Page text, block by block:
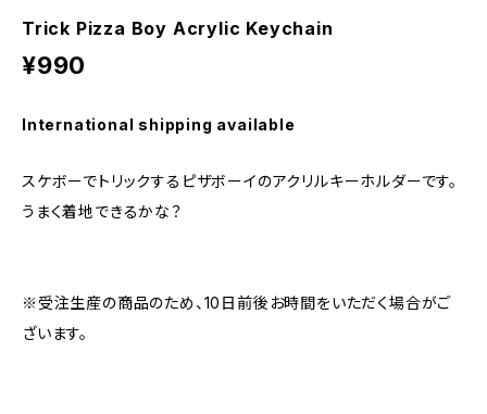
Trick Pizza Boy Acrylic Keychain
¥990
International shipping available
スケボーでトリックするピザボーイのアクリルキーホルダーです。
うまく着地できるかな？
※受注生産の商品のため、10日前後お時間をいただく場合がご
ざいます。